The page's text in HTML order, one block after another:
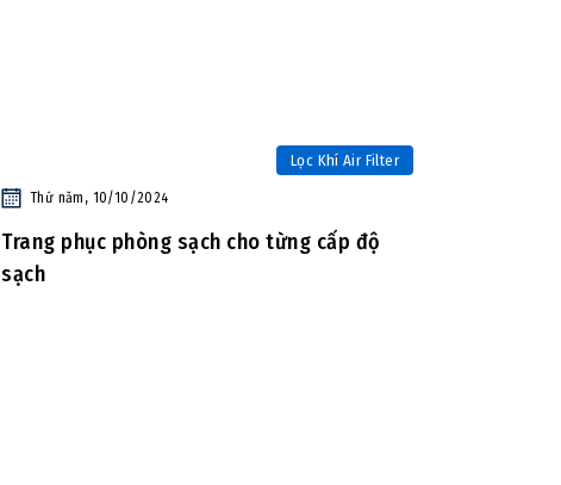
Lọc Khí Air Filter
Thứ năm, 10/10/2024
Trang phục phòng sạch cho từng cấp độ
sạch